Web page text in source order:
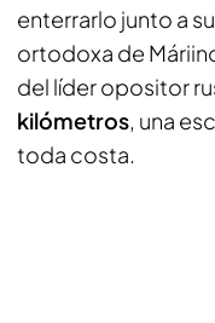
enterrarlo junto a
ortodoxa de
del líder opositor
kilómetros, una
toda costa.